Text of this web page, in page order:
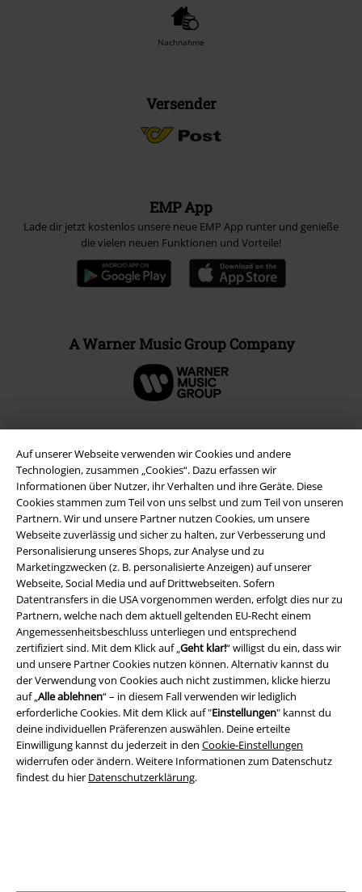
Auf unserer Webseite verwenden wir Cookies und andere
Technologien, zusammen „Cookies“. Dazu erfassen wir
Informationen über Nutzer, ihr Verhalten und ihre Geräte. Diese
Cookies stammen zum Teil von uns selbst und zum Teil von unseren
Partnern. Wir und unsere Partner nutzen Cookies, um unsere
Webseite zuverlässig und sicher zu halten, zur Verbesserung und
Personalisierung unseres Shops, zur Analyse und zu
Marketingzwecken (z. B. personalisierte Anzeigen) auf unserer
Webseite, Social Media und auf Drittwebseiten. Sofern
Datentransfers in die USA vorgenommen werden, erfolgt dies nur zu
Partnern, welche nach dem aktuell geltenden EU-Recht einem
Angemessenheitsbeschluss unterliegen und entsprechend
zertifiziert sind. Mit dem Klick auf „Geht klar!“ willigst du ein, dass wir
und unsere Partner Cookies nutzen können. Alternativ kannst du
der Verwendung von Cookies auch nicht zustimmen, klicke hierzu
auf „Alle ablehnen“ – in diesem Fall verwenden wir lediglich
erforderliche Cookies. Mit dem Klick auf "Einstellungen" kannst du
deine individuellen Präferenzen auswählen. Deine erteilte
Einwilligung kannst du jederzeit in den Cookie-Einstellungen
widerrufen oder ändern. Weitere Informationen zum Datenschutz
findest du hier Datenschutzerklärung.
Nachnahme
Versender
EMP App
Lade dir jetzt kostenlos unsere neue EMP App runter und genieße
die vielen neuen Funktionen und Vorteile!
A Warner Music Group Company
Rechtliches
AGB
Impressum
Datenschutz
Entsorgung und Umweltschutz
Konformitätserklärung